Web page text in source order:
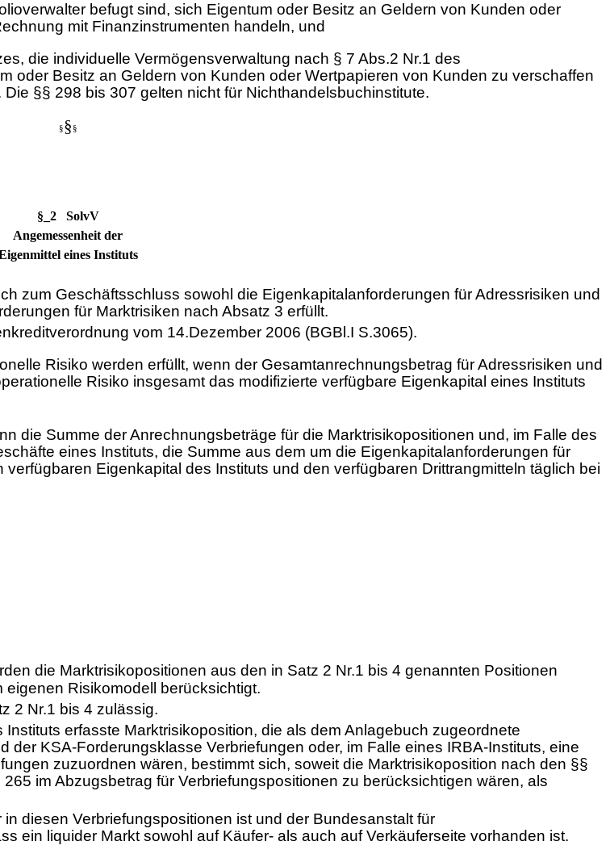
befugt sind, sich Eigentum oder Besitz an Geldern von Kunden oder
mit Finanzinstrumenten handeln, und
die individuelle Vermögensverwaltung nach § 7 Abs.2 Nr.1 des
oder Besitz an Geldern von Kunden oder Wertpapieren von Kunden zu verschaffen
§§ 298 bis 307 gelten nicht für Nichthandelsbuchinstitute.
§§ §
§_2 SolvV
Angemessenheit der
eines Instituts
zum Geschäftsschluss sowohl die Eigenkapitalanforderungen für Adressrisiken und
für Marktrisiken nach Absatz 3 erfüllt.
vom 14.Dezember 2006 (BGBl.I S.3065).
Risiko werden erfüllt, wenn der Gesamtanrechnungsbetrag für Adressrisiken und
Risiko insgesamt das modifizierte verfügbare Eigenkapital eines Instituts
die Summe der Anrechnungsbeträge für die Marktrisikopositionen und, im Falle des
eines Instituts, die Summe aus dem um die Eigenkapitalanforderungen für
Eigenkapital des Instituts und den verfügbaren Drittrangmitteln täglich bei
die Marktrisikopositionen aus den in Satz 2 Nr.1 bis 4 genannten Positionen
Risikomodell berücksichtigt.
2 Nr.1 bis 4 zulässig.
erfasste Marktrisikoposition, die als dem Anlagebuch zugeordnete
KSA-Forderungsklasse Verbriefungen oder, im Falle eines IRBA-Instituts, eine
zuzuordnen wären, bestimmt sich, soweit die Marktrisikoposition nach den §§
im Abzugsbetrag für Verbriefungspositionen zu berücksichtigen wären, als
diesen Verbriefungspositionen ist und der Bundesanstalt für
ein liquider Markt sowohl auf Käufer- als auch auf Verkäuferseite vorhanden ist.